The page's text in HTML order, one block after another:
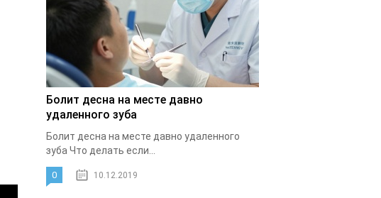
Болит десна на месте давно
удаленного зуба
Болит десна на месте давно удаленного
зуба Что делать если...
0 10.12.2019